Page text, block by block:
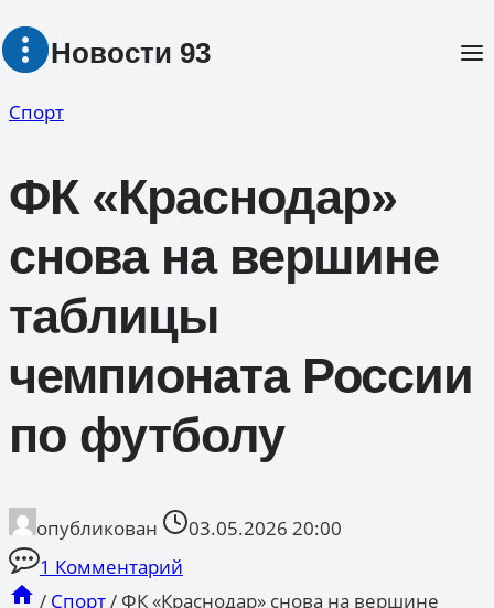
Перейти
Новости 93
Спорт
ФК «Краснодар»
снова на вершине
таблицы
чемпионата России
по футболу
опубликован
03.05.2026 20:00
1 Комментарий
/ Спорт/ ФК «Краснодар» снова на вершине